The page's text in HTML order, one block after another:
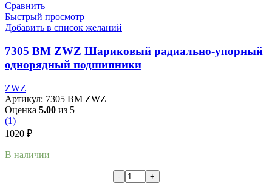
Сравнить
Быстрый просмотр
Добавить в список желаний
7305 BM ZWZ Шариковый радиально-упорный
однорядный подшипники
ZWZ
Артикул: 7305 BM ZWZ
Оценка 5.00 из 5
(1)
1020 ₽
В наличии